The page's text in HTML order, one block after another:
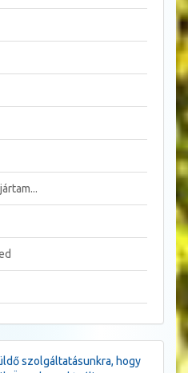
szolgáltatásunkra, hogy